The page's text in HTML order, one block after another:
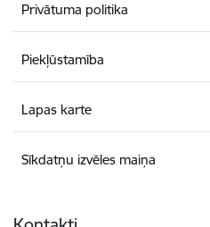
Privātuma politika
Piekļūstamība
Lapas karte
Sīkdatņu izvēles maiņa